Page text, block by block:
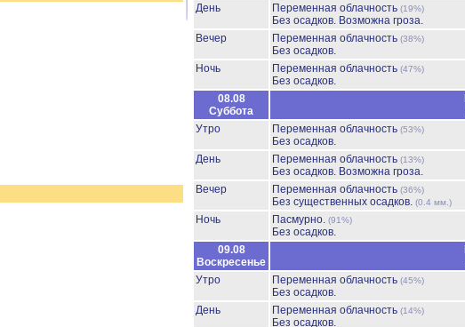
День
Переменная облачность (19%)
Без осадков. Возможна гроза.
Вечер
Переменная облачность (38%)
Без осадков.
Ночь
Переменная облачность (47%)
Без осадков.
08.08
Суббота
Утро
Переменная облачность (53%)
Без осадков.
День
Переменная облачность (13%)
Без осадков. Возможна гроза.
Вечер
Переменная облачность (36%)
Без существенных осадков. (0.4 мм.)
Ночь
Пасмурно. (91%)
Без осадков.
09.08
Воскресенье
Утро
Переменная облачность (45%)
Без осадков.
День
Переменная облачность (14%)
Без осадков.